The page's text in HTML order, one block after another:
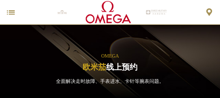
 
OMEGA
欧米茄线上预约
全面解决走时故障、手表进水、卡针等腕表问题。